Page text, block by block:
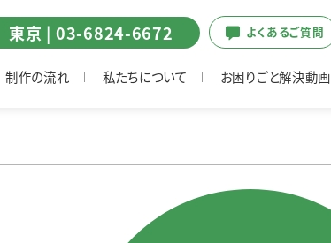
東京 | 03-6824-6672 よくあるご質問
制作の流れ 私たちについて お困りごと解決動画